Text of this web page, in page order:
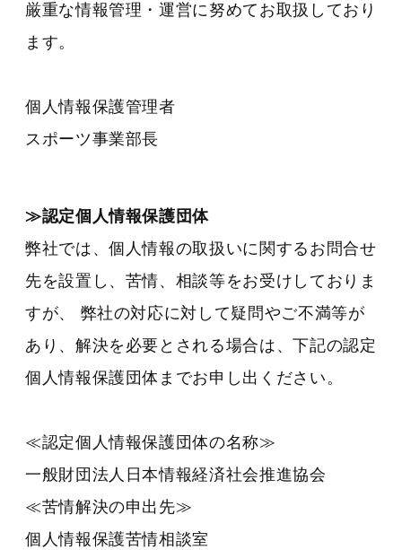
厳重な情報管理・運営に努めてお取扱しており
ます。
個人情報保護管理者
スポーツ事業部長
≫認定個人情報保護団体
弊社では、個人情報の取扱いに関するお問合せ
先を設置し、苦情、相談等をお受けしておりま
すが、 弊社の対応に対して疑問やご不満等が
あり、解決を必要とされる場合は、下記の認定
個人情報保護団体までお申し出ください。
≪認定個人情報保護団体の名称≫
一般財団法人日本情報経済社会推進協会
≪苦情解決の申出先≫
個人情報保護苦情相談室